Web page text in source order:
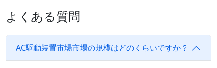
よくある質問
AC駆動装置市場市場の規模はどのくらいですか？